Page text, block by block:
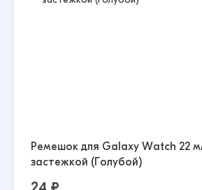
Ремешок для Galaxy Watch 22
застежкой (Голубой)